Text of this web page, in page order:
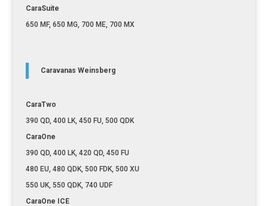
CaraSuite
650 MF, 650 MG, 700 ME, 700 MX
Caravanas Weinsberg
CaraTwo
390 QD, 400 LK, 450 FU, 500 QDK
CaraOne
390 QD, 400 LK, 420 QD, 450 FU
480 EU, 480 QDK, 500 FDK, 500 XU
550 UK, 550 QDK, 740 UDF
CaraOne ICE